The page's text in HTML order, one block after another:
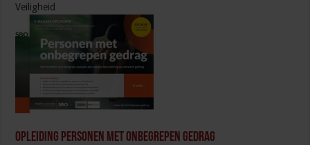
Veiligheid
Opleiding Personen met onbegrepen gedrag